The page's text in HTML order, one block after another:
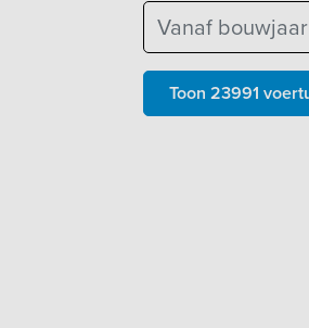
Vanaf bouwjaar
Toon 23991